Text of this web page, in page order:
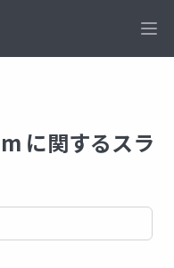
に関するスラ